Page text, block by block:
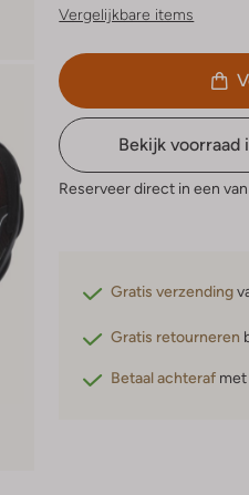
Vergelijkbare items
Bekijk voorraad
Reserveer direct in een
Gratis verzending
Gratis retourneren
Betaal achteraf met